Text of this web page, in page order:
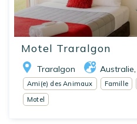
Motel Traralgon
Traralgon Australie
Ami(e) des Animaux Famille
Motel